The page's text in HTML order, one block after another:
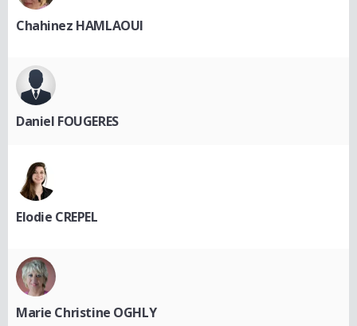
Chahinez HAMLAOUI
Daniel FOUGERES
Elodie CREPEL
Marie Christine OGHLY